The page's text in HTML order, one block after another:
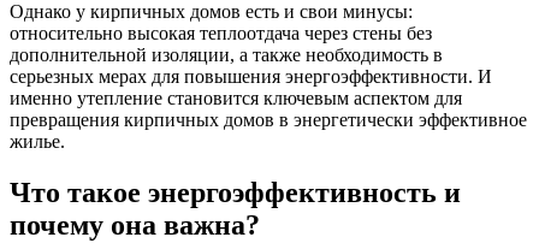
Однако у кирпичных домов есть и свои минусы:
относительно высокая теплоотдача через стены без
дополнительной изоляции, а также необходимость в
серьезных мерах для повышения энергоэффективности. И
именно утепление становится ключевым аспектом для
превращения кирпичных домов в энергетически эффективное
жилье.
Что такое энергоэффективность и
почему она важна?